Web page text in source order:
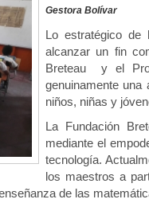
Gestora Bolívar
Lo estratégico de
alcanzar un fin
Breteau y el
genuinamente
niños, niñas y
La Fundación
mediante el
tecnología.
los maestros a
de las